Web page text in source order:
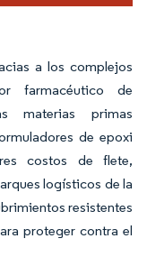
a los complejos
farmacéutico de
materias primas
de epoxi
costos de flete,
logísticos de la
resistentes
proteger contra el